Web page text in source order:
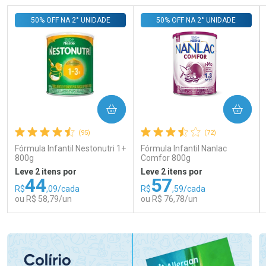
(95)
Fórmula Infantil Nestonutri 1+
800g
50% OFF NA 2° UNIDADE
Leve 2 itens por
R$44,09/cada
ou R$ 58,79/un
COMPRAR
(72)
Fórmula Infantil Nanlac
Comfor 800g
50% OFF NA 2° UNIDADE
Leve 2 itens por
R$57,59/cada
ou R$ 76,78/un
COMPRAR
Laboratório
Por Menos